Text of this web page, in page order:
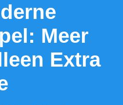
Meer
Extra